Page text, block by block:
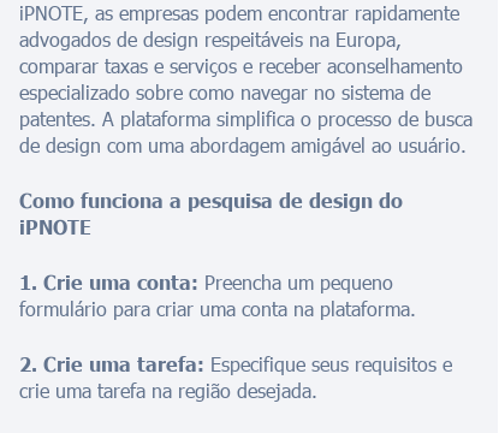
iPNOTE, as empresas podem encontrar rapidamente
advogados de design respeitáveis na Europa,
comparar taxas e serviços e receber aconselhamento
especializado sobre como navegar no sistema de
patentes. A plataforma simplifica o processo de busca
de design com uma abordagem amigável ao usuário.
Como funciona a pesquisa de design do
iPNOTE
1. Crie uma conta: Preencha um pequeno
formulário para criar uma conta na plataforma.
2. Crie uma tarefa: Especifique seus requisitos e
crie uma tarefa na região desejada.